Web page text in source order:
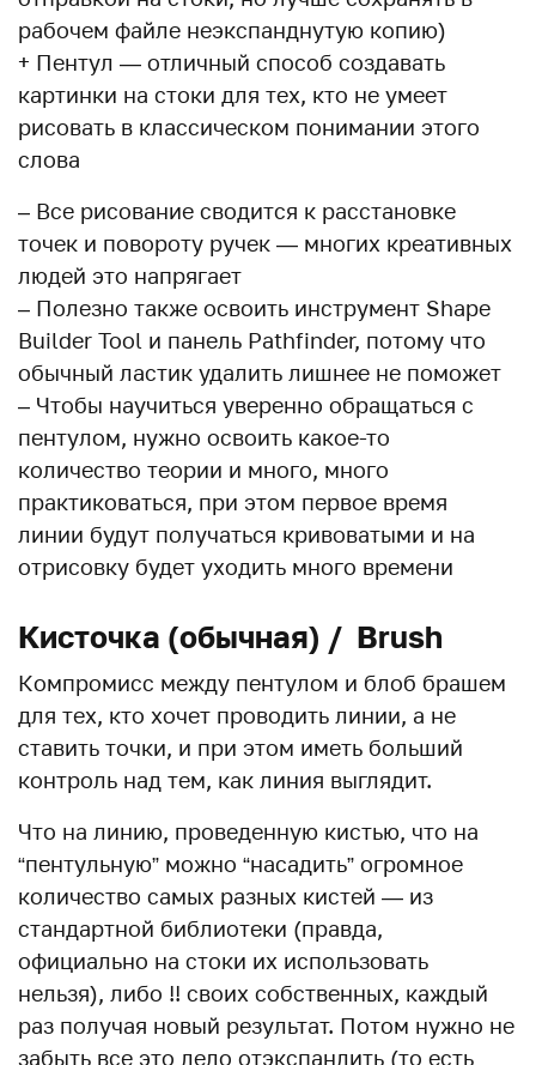
рабочем файле неэкспанднутую копию)
+ Пентул — отличный способ создавать
картинки на стоки для тех, кто не умеет
рисовать в классическом понимании этого
слова
– Все рисование сводится к расстановке
точек и повороту ручек — многих креативных
людей это напрягает
– Полезно также освоить инструмент Shape
Builder Tool и панель Pathfinder, потому что
обычный ластик удалить лишнее не поможет
– Чтобы научиться уверенно обращаться с
пентулом, нужно освоить какое-то
количество теории и много, много
практиковаться, при этом первое время
линии будут получаться кривоватыми и на
отрисовку будет уходить много времени
Кисточка (обычная) / Brush
Компромисс между пентулом и блоб брашем
для тех, кто хочет проводить линии, а не
ставить точки, и при этом иметь больший
контроль над тем, как линия выглядит.
Что на линию, проведенную кистью, что на
“пентульную” можно “насадить” огромное
количество самых разных кистей — из
стандартной библиотеки (правда,
официально на стоки их использовать
нельзя), либо !! своих собственных, каждый
раз получая новый результат. Потом нужно не
забыть все это дело отэкспандить (то есть